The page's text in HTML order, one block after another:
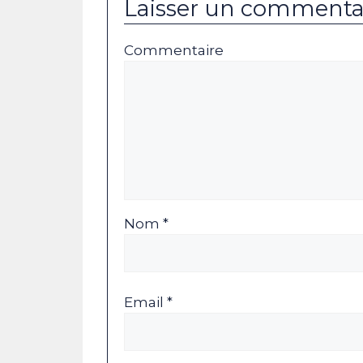
Laisser un
Commentaire
Nom *
Email *